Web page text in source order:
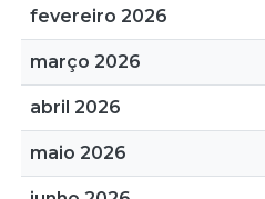
fevereiro 2026
março 2026
abril 2026
maio 2026